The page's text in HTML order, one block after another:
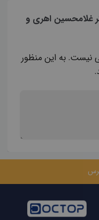
غلامحسین اهری و
نیست. به این منظور